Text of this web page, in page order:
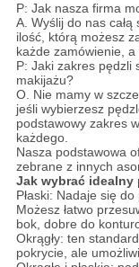
P: Jak nasza firma
A. Wyślij do nas
ilość, którą możesz
każde zamówienie,
P: Jaki zakres pędzli
makijażu?
O. Nie mamy w
jeśli wybierzesz
podstawowy zakres
każdego.
Nasza podstawowa
zebrane z innych
Jak wybrać idealny
Płaski: Nadaje się
Możesz łatwo
bok, dobre do
Okrągły: ten
pokrycie, ale